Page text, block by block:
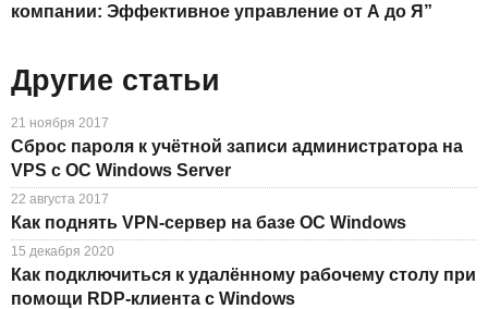
компании: Эффективное управление от А до Я”
Другие статьи
21 ноября 2017
Сброс пароля к учётной записи администратора на
VPS с ОС Windows Server
22 августа 2017
Как поднять VPN-сервер на базе ОС Windows
15 декабря 2020
Как подключиться к удалённому рабочему столу при
помощи RDP-клиента с Windows